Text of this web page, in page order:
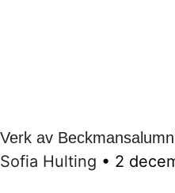
Verk av
Sofia Hulting • 2